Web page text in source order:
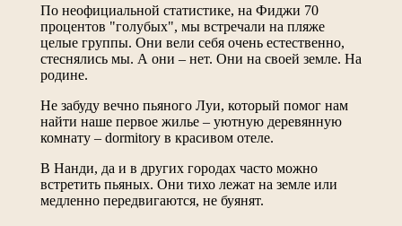
По неофициальной статистике, на Фиджи 70
процентов "голубых", мы встречали на пляже
целые группы. Они вели себя очень естественно,
стеснялись мы. А они – нет. Они на своей земле. На
родине.
Не забуду вечно пьяного Луи, который помог нам
найти наше первое жилье – уютную деревянную
комнату – dormitory в красивом отеле.
В Нанди, да и в других городах часто можно
встретить пьяных. Они тихо лежат на земле или
медленно передвигаются, не буянят.